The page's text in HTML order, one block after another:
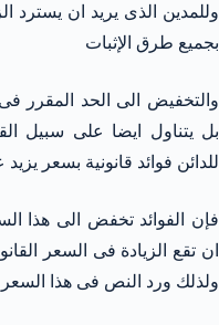
وللمدين الذى يريد ان يسترد
بجميع طرق الإثبات
والتخفيض الى الحد المقرر
بل يتناول ايضا على سبيل
للدائن فوائد قانونية بسعر يزيد على 4%
فإن الفوائد تخفض الى هذا
ان تقع الزيادة فى السعر
ولذلك ورد النص فى هذا السعر